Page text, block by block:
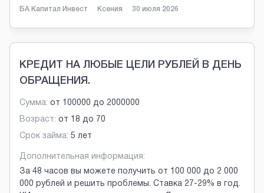
БА Капитал Инвест Ксения 30 июля 2026
КРЕДИТ НА ЛЮБЫЕ ЦЕЛИ РУБЛЕЙ В ДЕНЬ
ОБРАЩЕНИЯ.
Сумма: от 100000 до 2000000
Возраст: от 18 до 70
Срок займа: 5 лет
Дополнительная информация:
За 48 часов вы можете получить от 100 000 до 2 000
000 рублей и решить проблемы. Ставка 27-29% в год.